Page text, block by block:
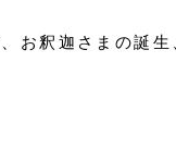
お釈迦さまの誕